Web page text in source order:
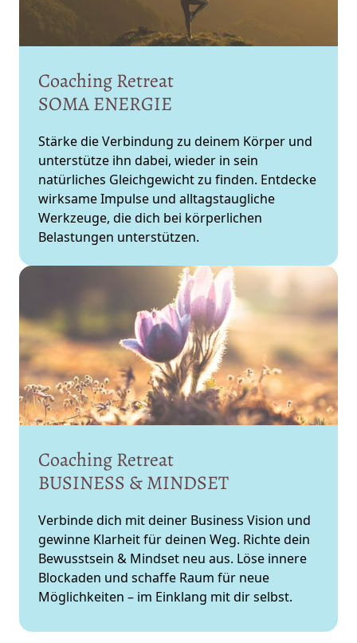
Coaching Retreat
SOMA ENERGIE
Stärke die Verbindung zu deinem Körper und
unterstütze ihn dabei, wieder in sein
natürliches Gleichgewicht zu finden. Entdecke
wirksame Impulse und alltagstaugliche
Werkzeuge, die dich bei körperlichen
Belastungen unterstützen.
Coaching Retreat
BUSINESS & MINDSET
Verbinde dich mit deiner Business Vision und
gewinne Klarheit für deinen Weg. Richte dein
Bewusstsein & Mindset neu aus. Löse innere
Blockaden und schaffe Raum für neue
Möglichkeiten – im Einklang mit dir selbst.